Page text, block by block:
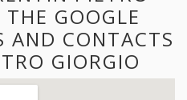
GOOGLE
AND CONTACTS
GIORGIO